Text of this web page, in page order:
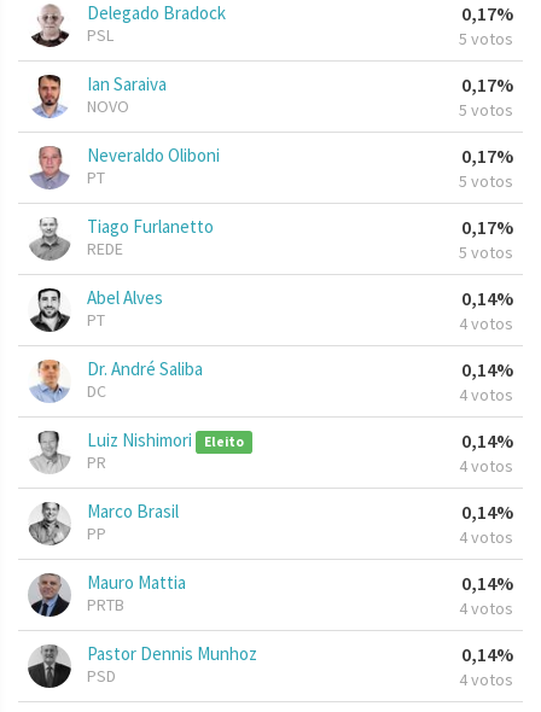
Delegado Bradock
PSL
0,17%
5 votos
Ian Saraiva
NOVO
0,17%
5 votos
Neveraldo Oliboni
PT
0,17%
5 votos
Tiago Furlanetto
REDE
0,17%
5 votos
Abel Alves
PT
0,14%
4 votos
Dr. André Saliba
DC
0,14%
4 votos
Luiz Nishimori Eleito
PR
0,14%
4 votos
Marco Brasil
PP
0,14%
4 votos
Mauro Mattia
PRTB
0,14%
4 votos
Pastor Dennis Munhoz
PSD
0,14%
4 votos